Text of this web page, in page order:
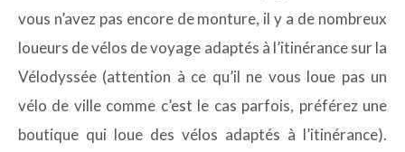
vous n’avez pas encore de monture, il y a de nombreux
loueurs de vélos de voyage adaptés à l’itinérance sur la
Vélodyssée (attention à ce qu’il ne vous loue pas un
vélo de ville comme c’est le cas parfois, préférez une
boutique qui loue des vélos adaptés à l’itinérance).